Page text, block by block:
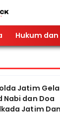
Hukum
Jatim
dan Doa
Jatim